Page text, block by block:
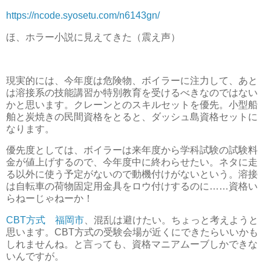
https://ncode.syosetu.com/n6143gn/
ほ、ホラー小説に見えてきた（震え声）
現実的には、今年度は危険物、ボイラーに注力して、あと
は溶接系の技能講習か特別教育を受けるべきなのではない
かと思います。クレーンとのスキルセットを優先。小型船
舶と炭焼きの民間資格をとると、ダッシュ島資格セットに
なります。
優先度としては、ボイラーは来年度から学科試験の試験料
金が値上げするので、今年度中に終わらせたい。ネタに走
る以外に使う予定がないので動機付けがないという。溶接
は自転車の荷物固定用金具をロウ付けするのに……資格い
らねーじゃねーか！
CBT方式 福岡市 、混乱は避けたい。ちょっと考えようと
思います。CBT方式の受験会場が近くにできたらいいかも
しれませんね。と言っても、資格マニアムーブしかできな
いんですが。